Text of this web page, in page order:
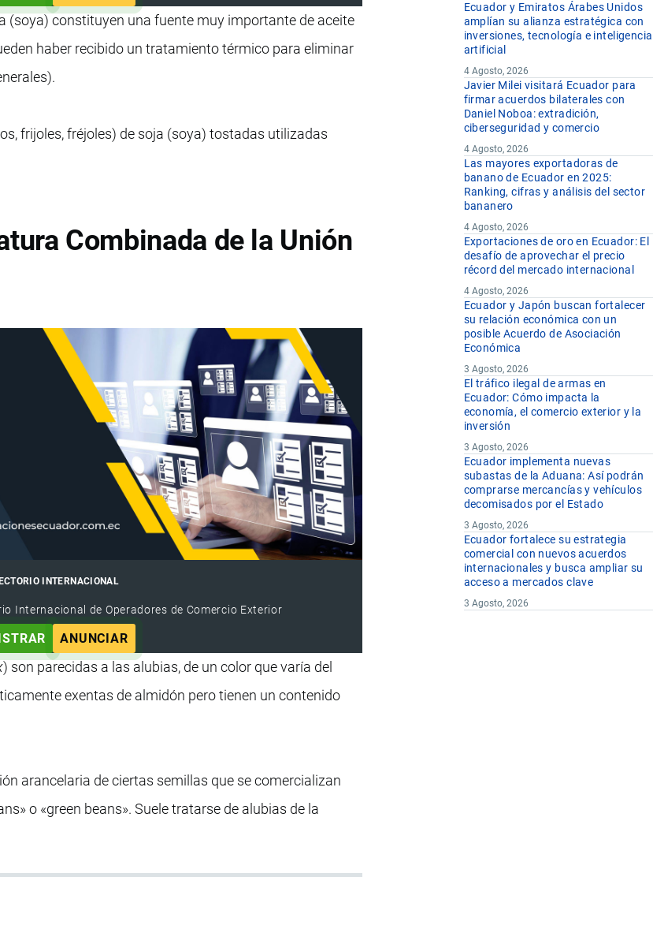
(soya) constituyen una fuente muy importante de aceite
haber recibido un tratamiento térmico para eliminar
frijoles, fréjoles) de soja (soya) tostadas utilizadas
Combinada de la Unión
INTERNACIONAL
Internacional de Operadores de Comercio Exterior
ANUNCIAR
) son parecidas a las alubias, de un color que varía del
exentas de almidón pero tienen un contenido
arancelaria de ciertas semillas que se comercializan
o «green beans». Suele tratarse de alubias de la
Ecuador y Emiratos Árabes Unidos
amplían su alianza estratégica con
inversiones, tecnología e inteligencia
artificial
4 Agosto, 2026
Javier Milei visitará Ecuador para
firmar acuerdos bilaterales con
Daniel Noboa: extradición,
ciberseguridad y comercio
4 Agosto, 2026
Las mayores exportadoras de
banano de Ecuador en 2025:
Ranking, cifras y análisis del sector
bananero
4 Agosto, 2026
Exportaciones de oro en Ecuador: El
desafío de aprovechar el precio
récord del mercado internacional
4 Agosto, 2026
Ecuador y Japón buscan fortalecer
su relación económica con un
posible Acuerdo de Asociación
Económica
3 Agosto, 2026
El tráfico ilegal de armas en
Ecuador: Cómo impacta la
economía, el comercio exterior y la
inversión
3 Agosto, 2026
Ecuador implementa nuevas
subastas de la Aduana: Así podrán
comprarse mercancías y vehículos
decomisados por el Estado
3 Agosto, 2026
Ecuador fortalece su estrategia
comercial con nuevos acuerdos
internacionales y busca ampliar su
acceso a mercados clave
3 Agosto, 2026